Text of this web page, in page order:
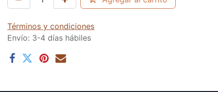
Términos y condiciones
Envío: 3-4 días hábiles